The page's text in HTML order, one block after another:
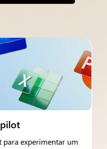
para experimentar um